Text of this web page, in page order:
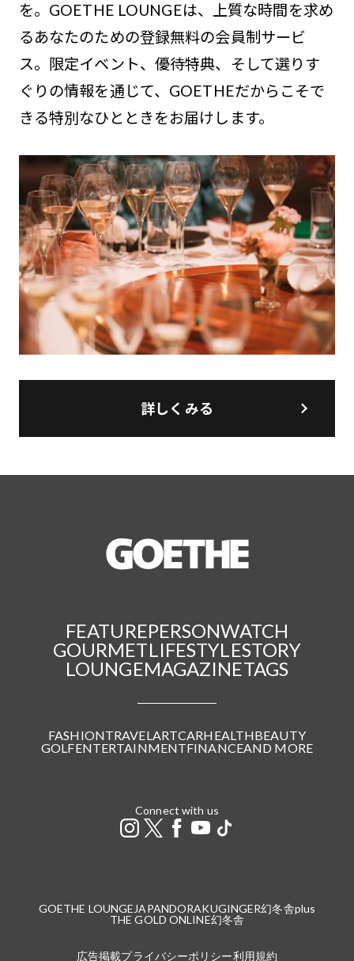
を。GOETHE LOUNGEは、上質な時間を求め
るあなたのための登録無料の会員制サービ
ス。限定イベント、優待特典、そして選りす
ぐりの情報を通じて、GOETHEだからこそで
きる特別なひとときをお届けします。
詳しくみる
FEATUREPERSONWATCH
GOURMETLIFESTYLESTORY
LOUNGEMAGAZINETAGS
FASHIONTRAVELARTCARHEALTHBEAUTY
GOLFENTERTAINMENTFINANCEAND MORE
Connect with us
GOETHE LOUNGE JAPANDORAKUGINGER幻冬舎plus
THE GOLD ONLINE幻冬舎
広告掲載プライバシーポリシー利用規約